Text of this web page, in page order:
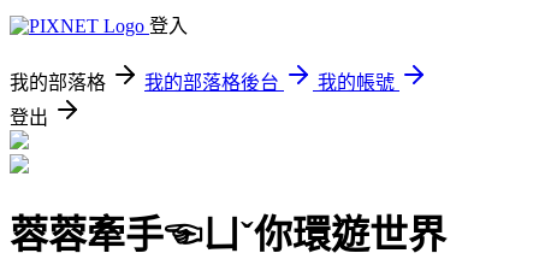
登入
我的部落格 我的部落格後台
我的帳號
登出
蓉蓉牽手☜ㄩˇ你環遊世界